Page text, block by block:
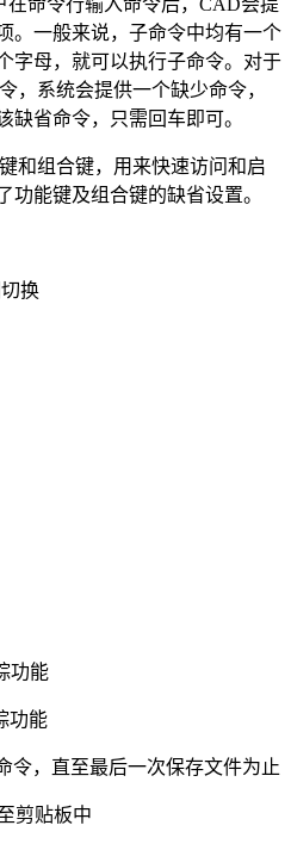
命令行输入命令后， CAD会提
。一般来说，子命令中均有一个
字母，就可以执行子命令。对于
，系统会提供一个缺少命令，
缺省命令，只需回车即可。
和组合键，用来快速访问和启
功能键及组合键的缺省设置。
换
功能
功能
令，直至最后一次保存文件为止
剪贴板中